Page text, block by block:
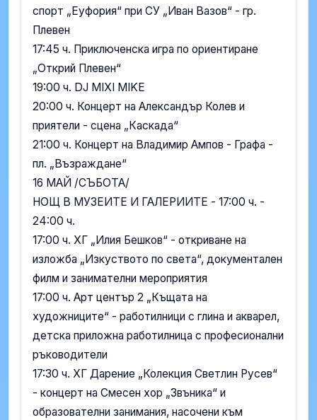
спорт „Еуфория“ при СУ „Иван Вазов“ - гр.
Плевен
17:45 ч. Приключенска игра по ориентиране
„Открий Плевен“
19:00 ч. DJ MIXI MIKE
20:00 ч. Концерт на Александър Колев и
приятели - сцена „Каскада“
21:00 ч. Концерт на Владимир Ампов - Графа -
пл. „Възраждане“
16 МАЙ /СЪБОТА/
НОЩ В МУЗЕИТЕ И ГАЛЕРИИТЕ - 17:00 ч. -
24:00 ч.
17:00 ч. ХГ „Илия Бешков“ - откриване на
изложба „Изкуството по света“, документален
филм и занимателни мероприятия
17:00 ч. Арт център 2 „Къщата на
художниците“ - работилници с глина и акварел,
детска приложна работилница с професионални
ръководители
17:30 ч. ХГ Дарение „Колекция Светлин Русев“
- концерт на Смесен хор „Звъника“ и
образователни занимания, насочени към